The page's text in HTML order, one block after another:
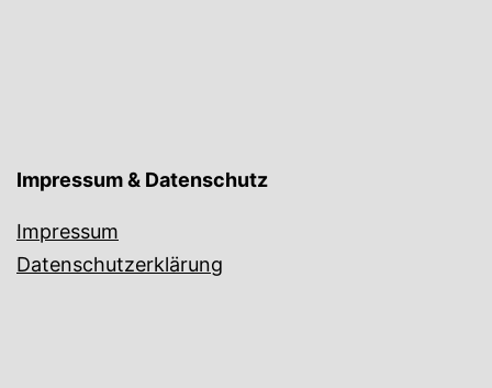
Impressum & Datenschutz
Impressum
Datenschutzerklärung